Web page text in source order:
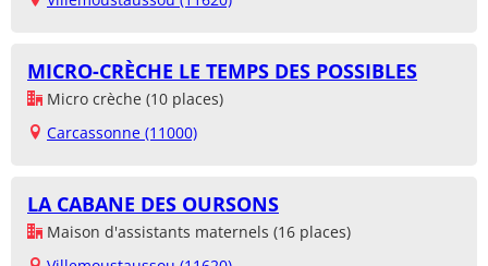
MICRO-CRÈCHE LE TEMPS DES POSSIBLES
Micro crèche (10 places)
Carcassonne (11000)
LA CABANE DES OURSONS
Maison d'assistants maternels (16 places)